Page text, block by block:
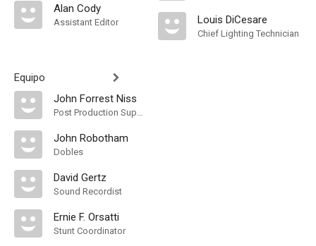
Alan Cody
Assistant Editor
Equipo
John Forrest Niss
Post Production Supervisor
John Robotham
Dobles
David Gertz
Sound Recordist
Ernie F. Orsatti
Stunt Coordinator
Louis DiCesare
Chief Lighting Technician